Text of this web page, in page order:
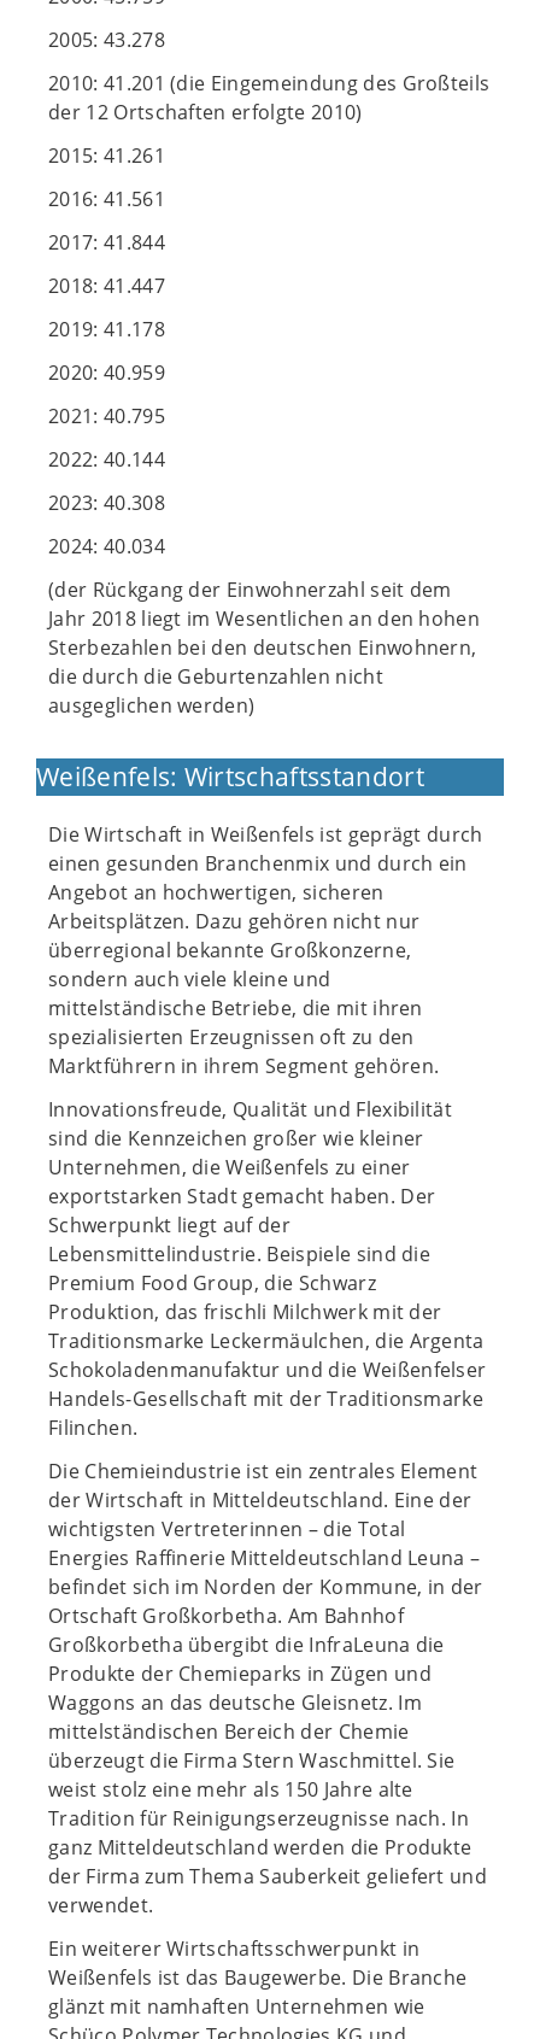
2005: 43.278
2010: 41.201 (die Eingemeindung des Großteils
der 12 Ortschaften erfolgte 2010)
2015: 41.261
2016: 41.561
2017: 41.844
2018: 41.447
2019: 41.178
2020: 40.959
2021: 40.795
2022: 40.144
2023: 40.308
2024: 40.034
(der Rückgang der Einwohnerzahl seit dem
Jahr 2018 liegt im Wesentlichen an den hohen
Sterbezahlen bei den deutschen Einwohnern,
die durch die Geburtenzahlen nicht
ausgeglichen werden)
Weißenfels: Wirtschaftsstandort
Die Wirtschaft in Weißenfels ist geprägt durch
einen gesunden Branchenmix und durch ein
Angebot an hochwertigen, sicheren
Arbeitsplätzen. Dazu gehören nicht nur
überregional bekannte Großkonzerne,
sondern auch viele kleine und
mittelständische Betriebe, die mit ihren
spezialisierten Erzeugnissen oft zu den
Marktführern in ihrem Segment gehören.
Innovationsfreude, Qualität und Flexibilität
sind die Kennzeichen großer wie kleiner
Unternehmen, die Weißenfels zu einer
exportstarken Stadt gemacht haben. Der
Schwerpunkt liegt auf der
Lebensmittelindustrie. Beispiele sind die
Premium Food Group, die Schwarz
Produktion, das frischli Milchwerk mit der
Traditionsmarke Leckermäulchen, die Argenta
Schokoladenmanufaktur und die Weißenfelser
Handels-Gesellschaft mit der Traditionsmarke
Filinchen.
Die Chemieindustrie ist ein zentrales Element
der Wirtschaft in Mitteldeutschland. Eine der
wichtigsten Vertreterinnen – die Total
Energies Raffinerie Mitteldeutschland Leuna –
befindet sich im Norden der Kommune, in der
Ortschaft Großkorbetha. Am Bahnhof
Großkorbetha übergibt die InfraLeuna die
Produkte der Chemieparks in Zügen und
Waggons an das deutsche Gleisnetz. Im
mittelständischen Bereich der Chemie
überzeugt die Firma Stern Waschmittel. Sie
weist stolz eine mehr als 150 Jahre alte
Tradition für Reinigungserzeugnisse nach. In
ganz Mitteldeutschland werden die Produkte
der Firma zum Thema Sauberkeit geliefert und
verwendet.
Ein weiterer Wirtschaftsschwerpunkt in
Weißenfels ist das Baugewerbe. Die Branche
glänzt mit namhaften Unternehmen wie